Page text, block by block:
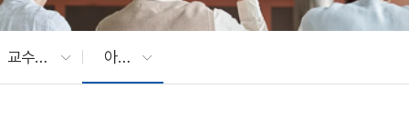
교수소개 아시아중동학부